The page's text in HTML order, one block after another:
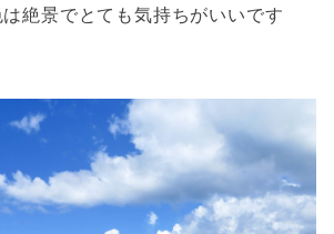
絶景でとても気持ちがいいです